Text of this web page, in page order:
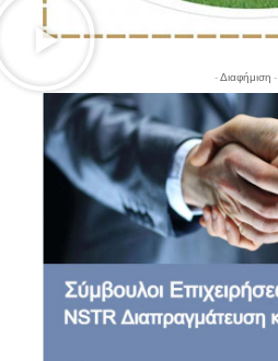
- Διαφήμιση -